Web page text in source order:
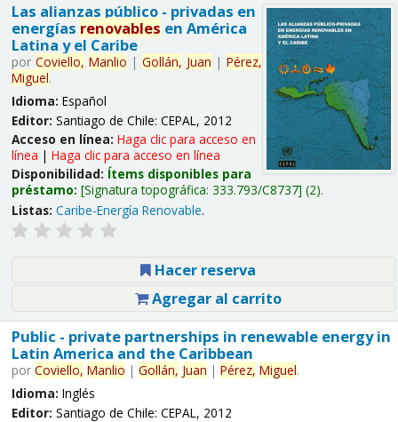
Las alianzas público - privadas en
energías renovables en América
Latina y el Caribe
por Coviello, Manlio | Gollán, Juan | Pérez,
Miguel.
Idioma: Español
Editor: Santiago de Chile: CEPAL, 2012
Acceso en línea: Haga clic para acceso en
línea | Haga clic para acceso en línea
Disponibilidad: Ítems disponibles para
préstamo: Signatura topográfica: 333.793/C8737 (2).
Listas: Caribe-Energía Renovable.
Hacer reserva
Agregar al carrito
Public - private partnerships in renewable energy in
Latin America and the Caribbean
por Coviello, Manlio | Gollán, Juan | Pérez, Miguel.
Idioma: Inglés
Editor: Santiago de Chile: CEPAL, 2012